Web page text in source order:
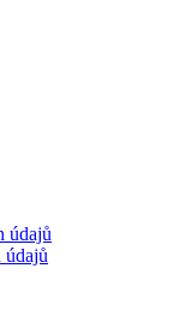
údajů
údajů